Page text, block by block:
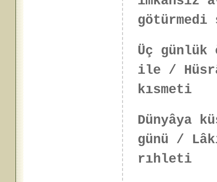
Üç günlük
ile /
kısmeti
Dünyâya
günü /
rıhleti